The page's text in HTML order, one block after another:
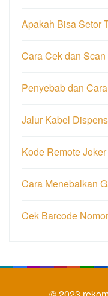
Apakah Bisa Setor
Cara Cek dan
Penyebab dan
Jalur Kabel
Kode Remote
Cara Menebalkan
Cek Barcode